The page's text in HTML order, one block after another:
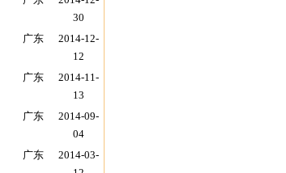
30
广东
2014-12-
12
广东
2014-11-
13
广东
2014-09-
04
广东
2014-03-